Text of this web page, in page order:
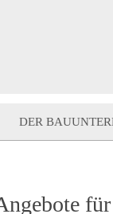
DER